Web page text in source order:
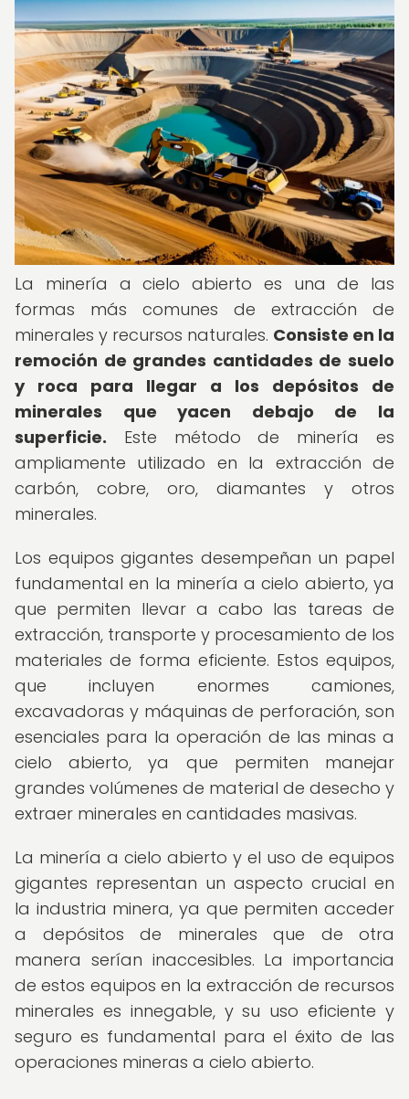
La minería a cielo abierto es una de las
formas más comunes de extracción de
minerales y recursos naturales. Consiste en la
remoción de grandes cantidades de suelo
y roca para llegar a los depósitos de
minerales que yacen debajo de la
superficie. Este método de minería es
ampliamente utilizado en la extracción de
carbón, cobre, oro, diamantes y otros
minerales.
Los equipos gigantes desempeñan un papel
fundamental en la minería a cielo abierto, ya
que permiten llevar a cabo las tareas de
extracción, transporte y procesamiento de los
materiales de forma eficiente. Estos equipos,
que incluyen enormes camiones,
excavadoras y máquinas de perforación, son
esenciales para la operación de las minas a
cielo abierto, ya que permiten manejar
grandes volúmenes de material de desecho y
extraer minerales en cantidades masivas.
La minería a cielo abierto y el uso de equipos
gigantes representan un aspecto crucial en
la industria minera, ya que permiten acceder
a depósitos de minerales que de otra
manera serían inaccesibles. La importancia
de estos equipos en la extracción de recursos
minerales es innegable, y su uso eficiente y
seguro es fundamental para el éxito de las
operaciones mineras a cielo abierto.